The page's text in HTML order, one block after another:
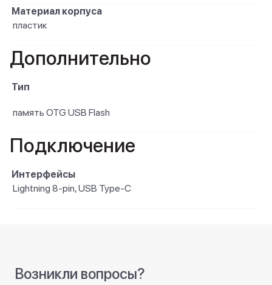
Материал корпуса
пластик
Дополнительно
Тип
память OTG USB Flash
Подключение
Интерфейсы
Lightning 8-pin, USB Type-C
Возникли вопросы?